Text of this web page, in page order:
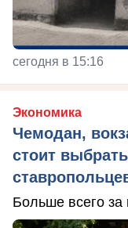
сегодня в 15:16
Экономика
Чемодан,
стоит
Больше всего